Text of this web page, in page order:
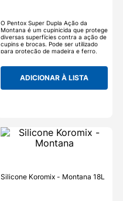
O Pentox Super Dupla Ação da
Montana é um cupinicida que protege
diversas superfícies contra a ação de
cupins e brocas. Pode ser utilizado
para proteção de madeira e ferro,
Pentox como tratamento preventivo,
pois possui baixa toxicidade e ação
hidrorrepelente.
ADICIONAR À LISTA
Silicone Koromix - Montana 18L